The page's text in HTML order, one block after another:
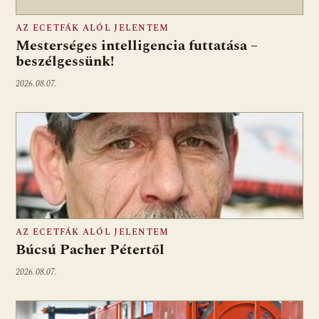
AZ ECETFÁK ALÓL JELENTEM
Mesterséges intelligencia futtatása –
beszélgessünk!
2026.08.07.
AZ ECETFÁK ALÓL JELENTEM
Búcsú Pacher Pétertől
2026.08.07.